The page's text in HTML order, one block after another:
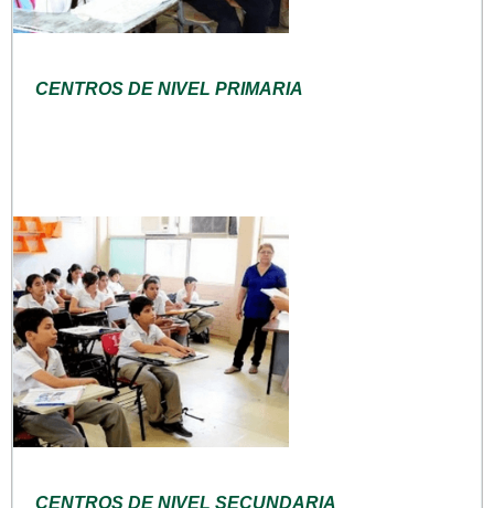
CENTROS DE NIVEL PRIMARIA
CENTROS DE NIVEL SECUNDARIA